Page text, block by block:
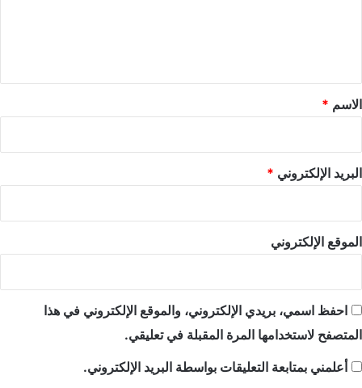
*
الاسم *
البريد الإلكتروني *
الموقع الإلكتروني
احفظ اسمي، بريدي الإلكتروني، والموقع الإلكتروني في هذا
المتصفح لاستخدامها المرة المقبلة في تعليقي.
أعلمني بمتابعة التعليقات بواسطة البريد الإلكتروني.